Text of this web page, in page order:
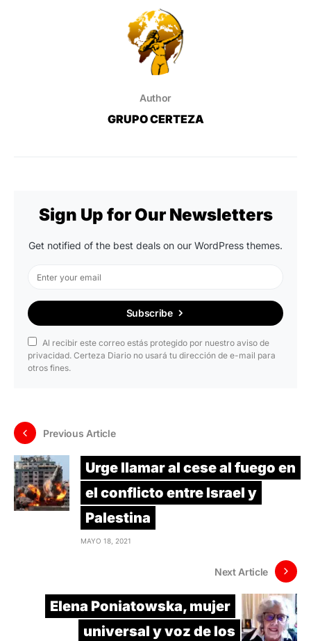
Author
GRUPO CERTEZA
Sign Up for Our Newsletters
Get notified of the best deals on our WordPress themes.
Subscribe
Al recibir este correo estás protegido por nuestro aviso de
privacidad. Certeza Diario no usará tu dirección de e-mail para
otros fines.
Previous Article
Urge llamar al cese al fuego en
el conflicto entre Israel y
Palestina
MAYO 18, 2021
Next Article
Elena Poniatowska, mujer
universal y voz de los